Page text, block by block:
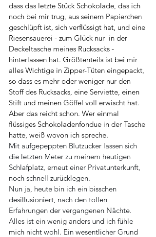
dass das letzte Stück Schokolade, das ich
noch bei mir trug, aus seinem Papierchen
geschlüpft ist, sich verflüssigt hat, und eine
Riesensauerei - zum Glück nur  in der
Deckeltasche meines Rucksacks -
hinterlassen hat. Größtenteils ist bei mir
alles Wichtige in Zipper-Tüten eingepackt,
so dass es mehr oder weniger nur den
Stoff des Rucksacks, eine Serviette, einen
Stift und meinen Göffel voll erwischt hat.
Aber das reicht schon. Wer einmal
flüssiges Schokoladenfondue in der Tasche
hatte, weiß wovon ich spreche.
Mit aufgepeppten Blutzucker lassen sich
die letzten Meter zu meinem heutigen
Schlafplatz, erneut einer Privatunterkunft,
noch schnell zurücklegen.
Nun ja, heute bin ich ein bisschen
desillusioniert, nach den tollen
Erfahrungen der vergangenen Nächte.
Alles ist ein wenig anders und ich fühle
mich nicht wohl. Ein wesentlicher Grund